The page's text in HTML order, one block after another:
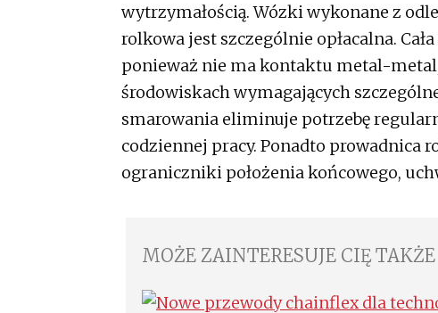
wytrzymałością. Wózki wykonane z
rolkowa jest szczególnie opłacalna.
ponieważ nie ma kontaktu metal-
środowiskach wymagających
smarowania eliminuje potrzebę
codziennej pracy. Ponadto prowadnica
ograniczniki położenia końcowego,
MOŻE ZAINTERESUJE CIĘ TAKŻE